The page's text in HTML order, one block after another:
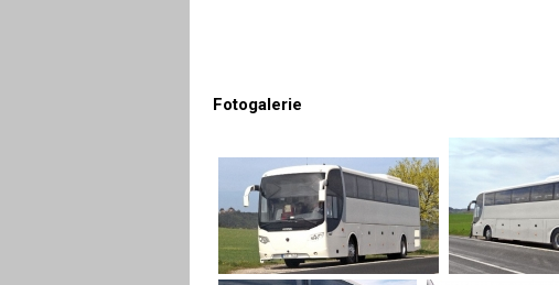
Fotogalerie